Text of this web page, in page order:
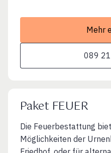
Mehr
089
Paket FEUER
Die Feuerbestattung
Möglichkeiten der